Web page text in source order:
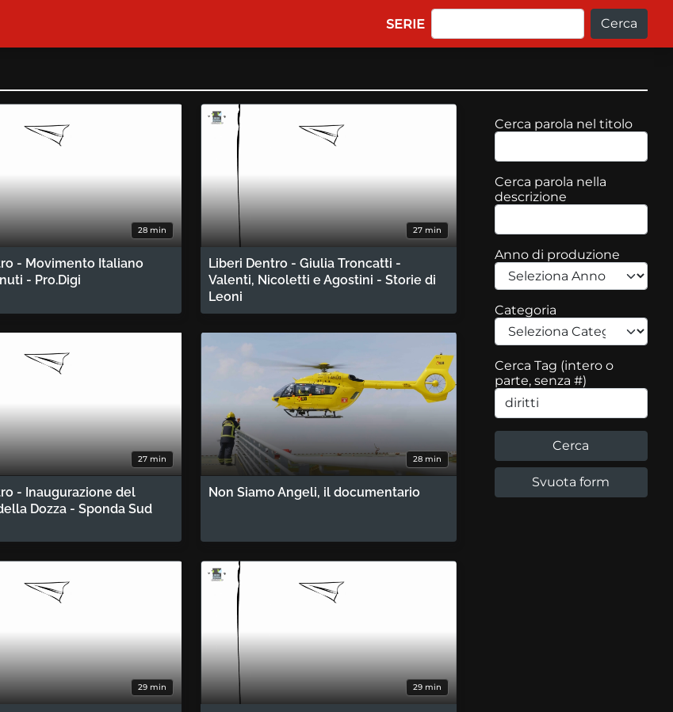
Main navigation
SERIE
28 min
- Movimento Italiano
- Pro.Digi
27 min
Liberi Dentro - Giulia Troncatti -
Valenti, Nicoletti e Agostini - Storie di
Leoni
27 min
- Inaugurazione del
Dozza - Sponda Sud
28 min
Non Siamo Angeli, il documentario
29 min 29 min
Cerca parola nel titolo
Cerca parola nella
descrizione
Anno di produzione
Categoria
Cerca Tag (intero o
parte, senza #)